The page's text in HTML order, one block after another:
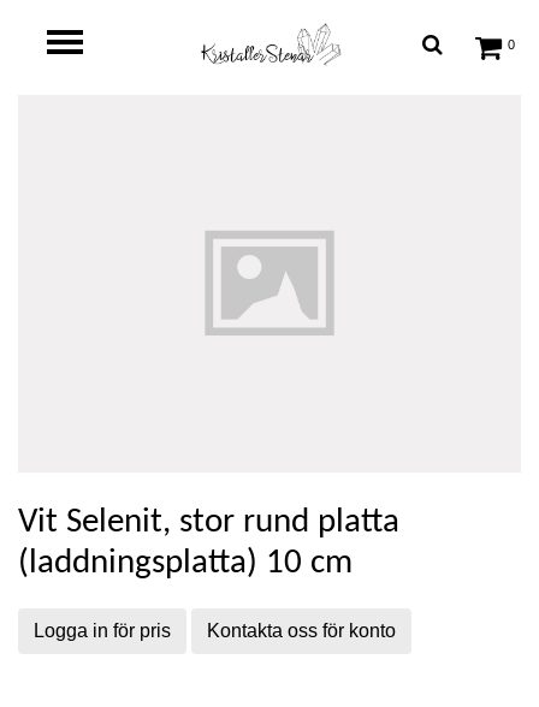
0
Vit Selenit, stor rund platta
(laddningsplatta) 10 cm
Logga in för pris Kontakta oss för konto